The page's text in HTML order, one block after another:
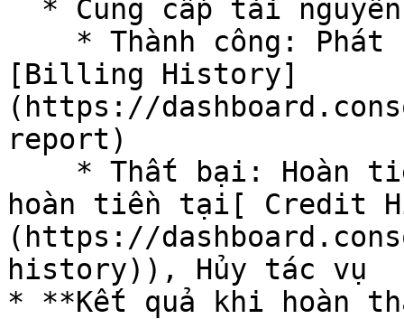
[Billing History]
(https://
report)
hoàn tiền tại[ Credit
(https://
history)), Hủy tác vụ
* **Kết quả khi hoàn